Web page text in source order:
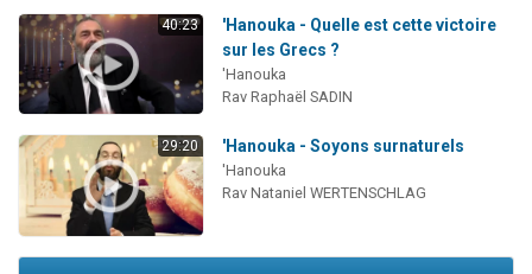
40:23
'Hanouka - Quelle est cette victoire
sur les Grecs ?
'Hanouka
Rav Raphaël SADIN
29:20 'Hanouka - Soyons surnaturels
'Hanouka
Rav Nataniel WERTENSCHLAG